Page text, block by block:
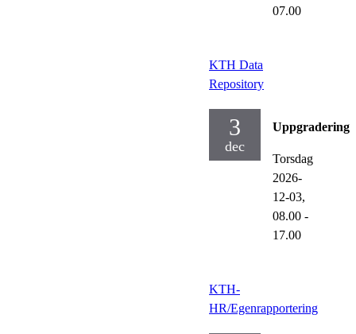
07.00
KTH Data
Repository
3
dec
Torsdag
2026-
12-03,
08.00 -
17.00
KTH-
HR/Egenrapportering